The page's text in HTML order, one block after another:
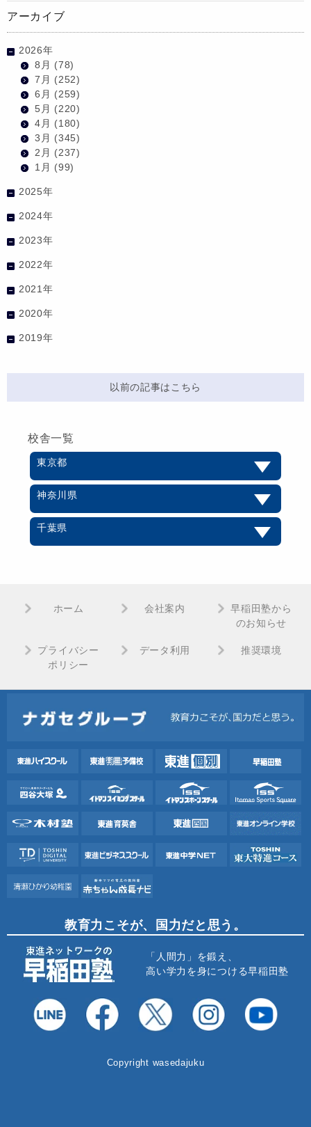
アーカイブ
2026年
8月 (78)
7月 (252)
6月 (259)
5月 (220)
4月 (180)
3月 (345)
2月 (237)
1月 (99)
2025年
2024年
2023年
2022年
2021年
2020年
2019年
以前の記事はこちら
校舎一覧
東京都
神奈川県
千葉県
ホーム 会社案内
早稲田塾から
のお知らせ
プライバシー
ポリシー
データ利用 推奨環境
教育力こそが、国力だと思う。
「人間力」を鍛え、
高い学力を身につける早稲田塾
Copyright wasedajuku